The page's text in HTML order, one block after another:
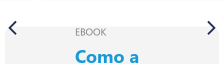
EBOOK
Como a